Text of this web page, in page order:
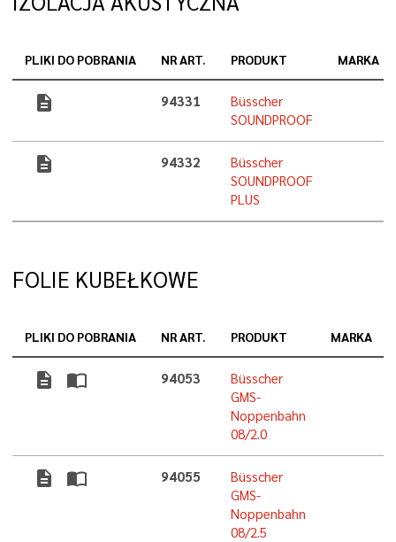
PLIKI DO POBRANIA NR ART. PRODUKT MARKA
description 94331
Büsscher
SOUNDPROOF
description 94332
Büsscher
SOUNDPROOF
PLUS
FOLIE KUBEŁKOWE
PLIKI DO POBRANIA NR ART. PRODUKT MARKA
description import_contacts 94053
Büsscher
GMS-
Noppenbahn
08/2.0
description import_contacts 94055
Büsscher
GMS-
Noppenbahn
08/2.5